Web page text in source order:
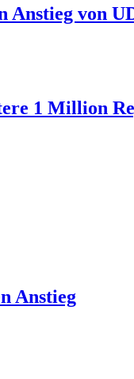
Anstieg von
1 Million
Anstieg